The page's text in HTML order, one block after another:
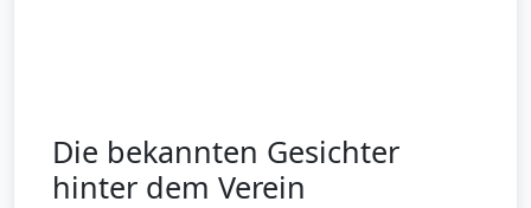
Die bekannten Gesichter
hinter dem Verein